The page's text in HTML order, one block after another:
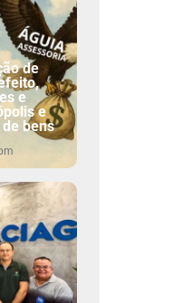
de
e
e
bens